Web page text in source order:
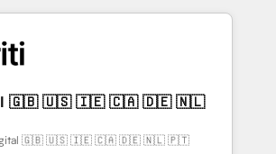
reach to help businesses
building end-to-end
CRM, AI automation, inbound
content, and digital creativity.
team works in Spanish, Portuguese,
scalable strategies that drive
Digital 🇬🇧 🇺🇸 🇮🇪 🇨🇦 🇩🇪 🇳🇱 🇵🇹